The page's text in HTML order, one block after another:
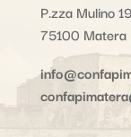
P.zza Mulino
75100 Matera